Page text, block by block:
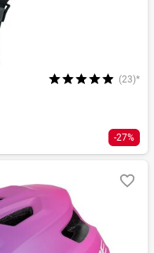
(23)*
-27%